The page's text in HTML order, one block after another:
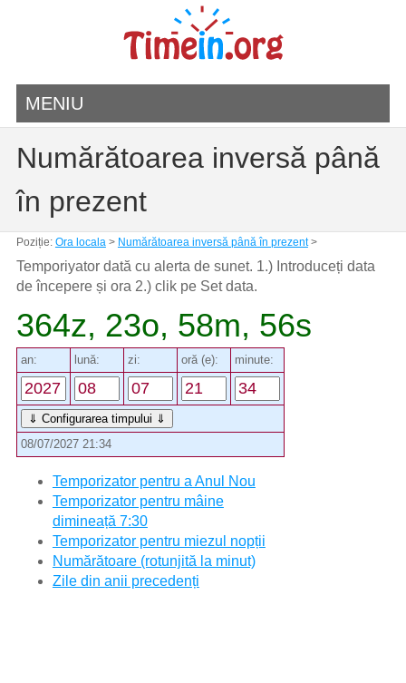
MENIU
Numărătoarea inversă până
în prezent
Poziție: Ora locala> Numărătoarea inversă până în prezent>
Temporiyator dată cu alerta de sunet. 1.) Introduceți data
de începere și ora 2.) clik pe Set data.
364z, 23o, 58m, 56s
an: lună: zi: oră (e): minute:
⇓ Configurarea timpului ⇓
08/07/2027 21:34
Temporizator pentru a Anul Nou
Temporizator pentru mâine
dimineață 7:30
Temporizator pentru miezul nopții
Numărătoare (rotunjită la minut)
Zile din anii precedenți